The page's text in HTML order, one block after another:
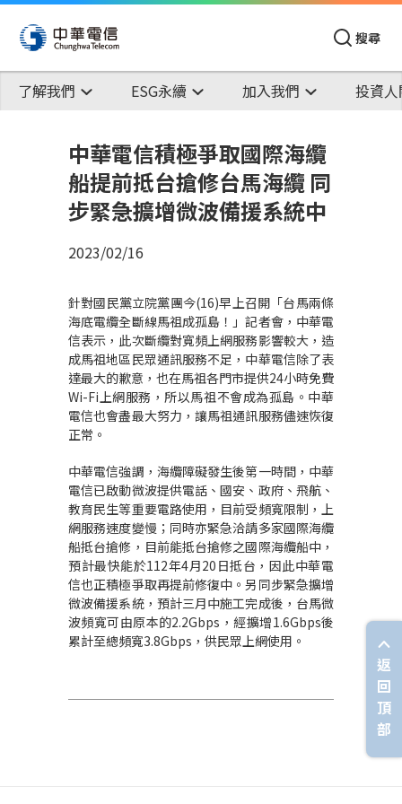
搜尋
了解我們 ESG永續 加入我們 投資
中華電信積極爭取國際海纜
船提前抵台搶修台馬海纜 同
步緊急擴增微波備援系統中
2023/02/16
針對國民黨立院黨團今(16)早上召開「台馬兩條
海底電纜全斷線馬祖成孤島！」記者會，中華電
信表示，此次斷纜對寬頻上網服務影響較大，造
成馬祖地區民眾通訊服務不足，中華電信除了表
達最大的歉意，也在馬祖各門市提供24小時免費
Wi-Fi上網服務，所以馬祖不會成為孤島。中華
電信也會盡最大努力，讓馬祖通訊服務儘速恢復
正常。
中華電信強調，海纜障礙發生後第一時間，中華
電信已啟動微波提供電話、國安、政府、飛航、
教育民生等重要電路使用，目前受頻寬限制，上
網服務速度變慢；同時亦緊急洽請多家國際海纜
船抵台搶修，目前能抵台搶修之國際海纜船中，
預計最快能於112年4月20日抵台，因此中華電
信也正積極爭取再提前修復中。另 同步緊急擴增
微波備援系統，預計三月中施工完成後，台馬微
波頻寬可由原本的2.2Gbps，經擴增1.6Gbps後
累計至總頻寬3.8Gbps，供民眾上網使用。
返
回
頂
部